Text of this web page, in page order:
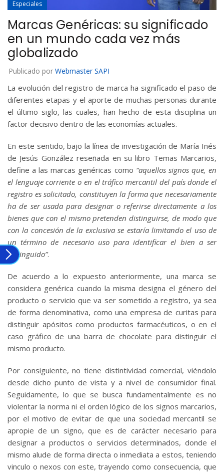
Especiales
Marcas Genéricas: su significado
en un mundo cada vez más
globalizado
Publicado por Webmaster SAPI
La evolución del registro de marca ha significado el paso de
diferentes etapas y el aporte de muchas personas durante
el último siglo, las cuales, han hecho de esta disciplina un
factor decisivo dentro de las economías actuales.
En este sentido, bajo la línea de investigación de María Inés
de Jesús González reseñada en su libro Temas Marcarios,
define a las marcas genéricas como “aquellos signos que, en
el lenguaje corriente o en el tráfico mercantil del país donde el
registro es solicitado, constituyen la forma que necesariamente
ha de ser usada para designar o referirse directamente a los
bienes que con el mismo pretenden distinguirse, de modo que
con la concesión de la exclusiva se estaría limitando el uso de
un término de necesario uso para identificar el bien a ser
distinguido”.
De acuerdo a lo expuesto anteriormente, una marca se
considera genérica cuando la misma designa el género del
producto o servicio que va ser sometido a registro, ya sea
de forma denominativa, como una empresa de curitas para
distinguir apósitos como productos farmacéuticos, o en el
caso gráfico de una barra de chocolate para distinguir el
mismo producto.
Por consiguiente, no tiene distintividad comercial, viéndolo
desde dicho punto de vista y a nivel de consumidor final.
Seguidamente, lo que se busca fundamentalmente es no
violentar la norma ni el orden lógico de los signos marcarios,
por el motivo de evitar de que una sociedad mercantil se
apropie de un signo, que es de carácter necesario para
designar a productos o servicios determinados, donde el
mismo alude de forma directa o inmediata a estos, teniendo
vinculo o nexos con este, trayendo como consecuencia, que